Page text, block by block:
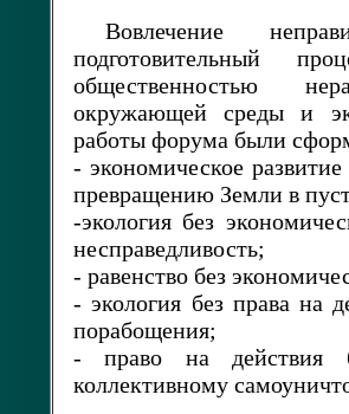
Вовлечение
подготовительный
общественностью
окружающей среды и
работы форума были
- экономическое
превращению Земли в
-экология без
несправедливость;
- равенство без
- экология без права на
порабощения;
- право на действия
коллективному